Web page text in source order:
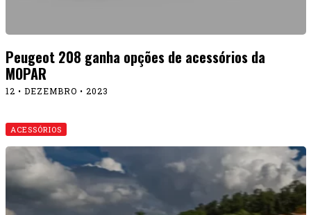
Peugeot 208 ganha opções de acessórios da
MOPAR
12 • DEZEMBRO • 2023
ACESSÓRIOS